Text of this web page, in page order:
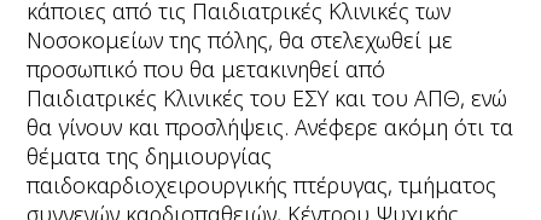
κάποιες από τις Παιδιατρικές Κλινικές των
Νοσοκομείων της πόλης, θα στελεχωθεί με
προσωπικό που θα μετακινηθεί από
Παιδιατρικές Κλινικές του ΕΣΥ και του ΑΠΘ, ενώ
θα γίνουν και προσλήψεις. Ανέφερε ακόμη ότι τα
θέματα της δημιουργίας
παιδοκαρδιοχειρουργικής πτέρυγας, τμήματος
συγγενών καρδιοπαθειών, Κέντρου Ψυχικής